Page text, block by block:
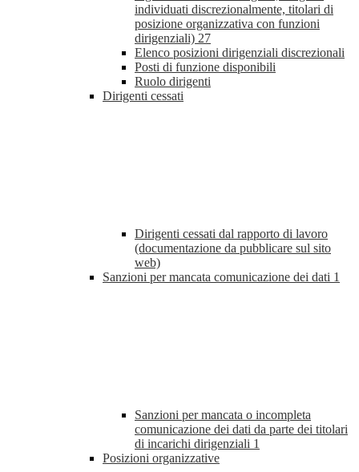
individuati discrezionalmente, titolari di
posizione organizzativa con funzioni
dirigenziali) 27
Elenco posizioni dirigenziali discrezionali
Posti di funzione disponibili
Ruolo dirigenti
Dirigenti cessati
Dirigenti cessati dal rapporto di lavoro
(documentazione da pubblicare sul sito
web)
Sanzioni per mancata comunicazione dei dati 1
Sanzioni per mancata o incompleta
comunicazione dei dati da parte dei titolari
di incarichi dirigenziali 1
Posizioni organizzative